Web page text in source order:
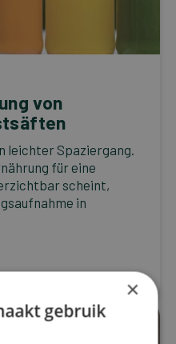
von
leichter Spaziergang.
für eine
scheint,
in
×
gebruik